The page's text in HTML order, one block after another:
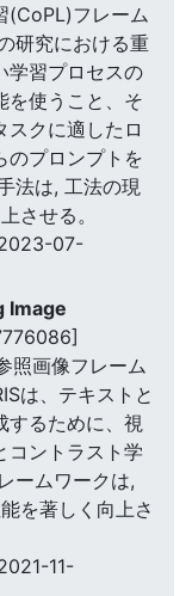
(CoPL)フレーム
研究における重
学習プロセスの
を使うこと、そ
スクに適したロ
のプロンプトを
法は, 工法の現
させる。
07-
Image
照画像フレーム
は、テキストと
するために、視
コントラスト学
ームワークは,
を著しく向上さ
11-